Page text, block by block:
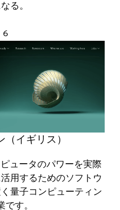
る。
6
イギリス）
ュータのパワーを実際
用するためのソフトウ
量子コンピューティン
す。